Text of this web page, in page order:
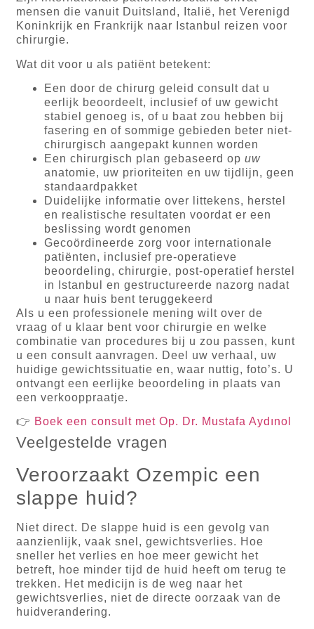
mensen die vanuit Duitsland, Italië, het Verenigd
Koninkrijk en Frankrijk naar Istanbul reizen voor
chirurgie.
Wat dit voor u als patiënt betekent:
Een door de chirurg geleid consult dat u
eerlijk beoordeelt, inclusief of uw gewicht
stabiel genoeg is, of u baat zou hebben bij
fasering en of sommige gebieden beter niet-
chirurgisch aangepakt kunnen worden
Een chirurgisch plan gebaseerd opuw
anatomie, uw prioriteiten en uw tijdlijn, geen
standaardpakket
Duidelijke informatie over littekens, herstel
en realistische resultaten voordat er een
beslissing wordt genomen
Gecoördineerde zorg voor internationale
patiënten, inclusief pre-operatieve
beoordeling, chirurgie, post-operatief herstel
in Istanbul en gestructureerde nazorg nadat
u naar huis bent teruggekeerd
Als u een professionele mening wilt over de
vraag of u klaar bent voor chirurgie en welke
combinatie van procedures bij u zou passen, kunt
u een consult aanvragen. Deel uw verhaal, uw
huidige gewichtssituatie en, waar nuttig, foto’s. U
ontvangt een eerlijke beoordeling in plaats van
een verkooppraatje.
👉 Boek een consult met Op. Dr. Mustafa Aydınol
Veelgestelde vragen
Veroorzaakt Ozempic een
slappe huid?
Niet direct. De slappe huid is een gevolg van
aanzienlijk, vaak snel, gewichtsverlies. Hoe
sneller het verlies en hoe meer gewicht het
betreft, hoe minder tijd de huid heeft om terug te
trekken. Het medicijn is de weg naar het
gewichtsverlies, niet de directe oorzaak van de
huidverandering.